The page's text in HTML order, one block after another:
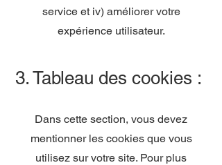
service et iv) améliorer votre
expérience utilisateur.
3. Tableau des cookies :
Dans cette section, vous devez
mentionner les cookies que vous
utilisez sur votre site. Pour plus